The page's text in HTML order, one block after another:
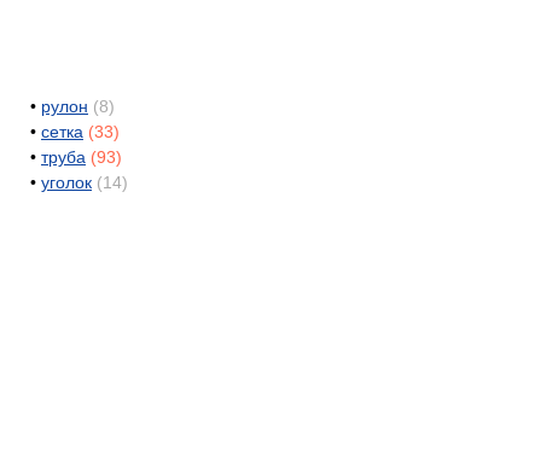
• рулон (8)
• сетка (33)
• труба (93)
• уголок (14)